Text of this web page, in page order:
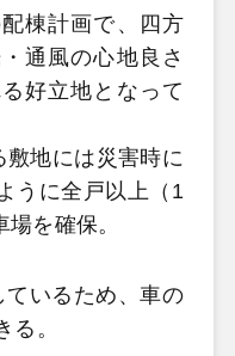
棟計画で、四方
通風の心地良さ
好立地となって
地には災害時に
うに全戸以上（1
を確保。
いるため、車の
。